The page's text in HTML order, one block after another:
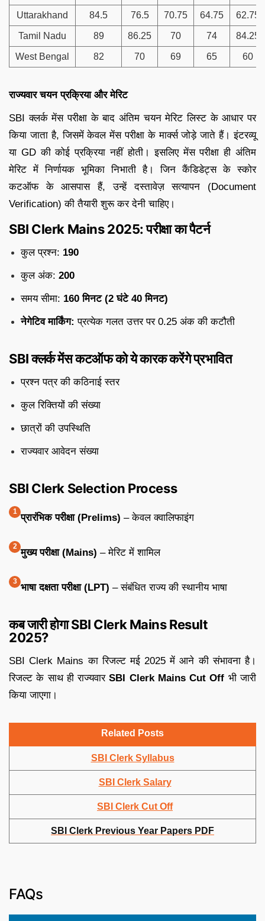
Uttarakhand 84.5 76.5 70.75 64.75 62.75
Tamil Nadu 89 86.25 70 74 84.25
West Bengal 82 70 69 65 60
राज्यवार चयन प्रक्रिया और मेरिट
SBI क्लर्क मेंस परीक्षा के बाद अंतिम चयन मेरिट लिस्ट के आधार पर
किया जाता है, जिसमें केवल मेंस परीक्षा के मार्क्स जोड़े जाते हैं। इंटरव्यू
या GD की कोई प्रक्रिया नहीं होती। इसलिए मेंस परीक्षा ही अंतिम
मेरिट में निर्णायक भूमिका निभाती है। जिन कैंडिडेट्स के स्कोर
कटऑफ के आसपास हैं, उन्हें दस्तावेज़ सत्यापन (Document
Verification) की तैयारी शुरू कर देनी चाहिए।
SBI Clerk Mains 2025: परीक्षा का पैटर्न
कुल प्रश्न: 190
कुल अंक: 200
समय सीमा: 160 मिनट (2 घंटे 40 मिनट)
नेगेटिव मार्किंग: प्रत्येक गलत उत्तर पर 0.25 अंक की कटौती
SBI क्लर्क मेंस कटऑफ को ये कारक करेंगे प्रभावित
प्रश्न पत्र की कठिनाई स्तर
कुल रिक्तियों की संख्या
छात्रों की उपस्थिति
राज्यवार आवेदन संख्या
SBI Clerk Selection Process
प्रारंभिक परीक्षा (Prelims) – केवल क्वालिफाइंग
मुख्य परीक्षा (Mains) – मेरिट में शामिल
भाषा दक्षता परीक्षा (LPT) – संबंधित राज्य की स्थानीय भाषा
कब जारी होगा SBI Clerk Mains Result
2025?
SBI Clerk Mains का रिजल्ट मई 2025 में आने की संभावना है।
रिजल्ट के साथ ही राज्यवारSBI Clerk Mains Cut Off भी जारी
किया जाएगा।
Related Posts
SBI Clerk Syllabus
SBI Clerk Salary
SBI Clerk Cut Off
SBI Clerk Previous Year Papers PDF
FAQs